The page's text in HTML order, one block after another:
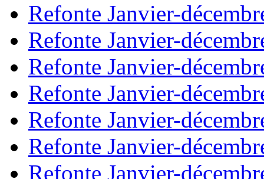
Refonte Janvier-
Refonte Janvier-
Refonte Janvier-
Refonte Janvier-
Refonte Janvier-
Refonte Janvier-
Refonte Janvier-